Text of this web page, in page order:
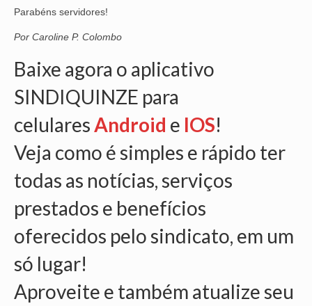
JURÍDICO
NÚCLEOS
APOSENTADOS
AGENTES DE POLÍCIA JUDICIAL
ANALISTAS JUDICIÁRIOS
LGBTQIA+
MULHERES
Parabéns servidores!
Por Caroline P. Colombo
Baixe agora o aplicativo
SINDIQUINZE para
celularesAndroid e IOS!
Veja como é simples e rápido ter
todas as notícias, serviços
prestados e benefícios
oferecidos pelo sindicato, em um
só lugar!
Aproveite e também atualize seu